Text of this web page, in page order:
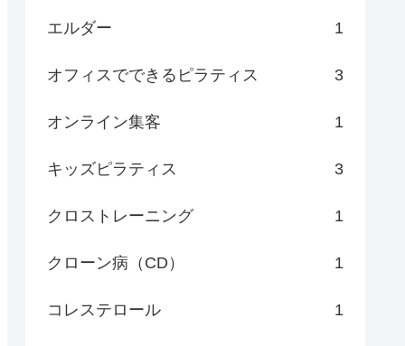
エルダー 1
オフィスでできるピラティス 3
オンライン集客 1
キッズピラティス 3
クロストレーニング 1
クローン病（CD） 1
コレステロール 1